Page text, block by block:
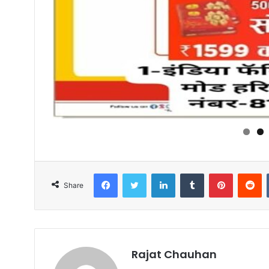
Share
FacebookTwitter LinkedInTumblr Pinterest
Rajat Chauhan